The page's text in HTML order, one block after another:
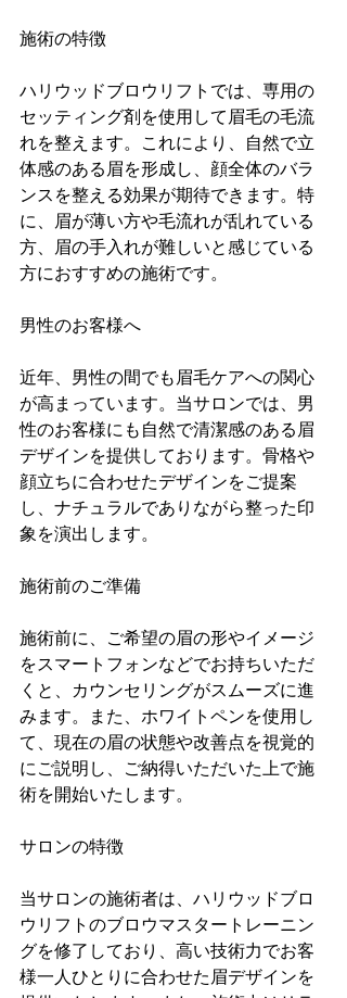
施術の特徴
ハリウッドブロウリフトでは、専用の
セッティング剤を使用して眉毛の毛流
れを整えます。これにより、自然で立
体感のある眉を形成し、顔全体のバラ
ンスを整える効果が期待できます。特
に、眉が薄い方や毛流れが乱れている
方、眉の手入れが難しいと感じている
方におすすめの施術です。
男性のお客様へ
近年、男性の間でも眉毛ケアへの関心
が高まっています。当サロンでは、男
性のお客様にも自然で清潔感のある眉
デザインを提供しております。骨格や
顔立ちに合わせたデザインをご提案
し、ナチュラルでありながら整った印
象を演出します。
施術前のご準備
施術前に、ご希望の眉の形やイメージ
をスマートフォンなどでお持ちいただ
くと、カウンセリングがスムーズに進
みます。また、ホワイトペンを使用し
て、現在の眉の状態や改善点を視覚的
にご説明し、ご納得いただいた上で施
術を開始いたします。
サロンの特徴
当サロンの施術者は、ハリウッドブロ
ウリフトのブロウマスタートレーニン
グを修了しており、高い技術力でお客
様一人ひとりに合わせた眉デザインを